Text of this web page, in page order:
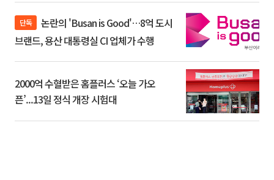
단독
브랜드, 용산 대통령실 CI 업체가 수행
2000억 수혈받은 홈플러스 ‘오늘 가오
픈’...13일 정식 개장 시험대